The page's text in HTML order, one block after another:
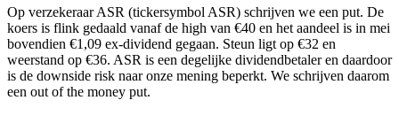
Op verzekeraar ASR (tickersymbol ASR) schrijven we een put. De
koers is flink gedaald vanaf de high van €40 en het aandeel is in mei
bovendien €1,09 ex-dividend gegaan. Steun ligt op €32 en
weerstand op €36. ASR is een degelijke dividendbetaler en daardoor
is de downside risk naar onze mening beperkt. We schrijven daarom
een out of the money put.